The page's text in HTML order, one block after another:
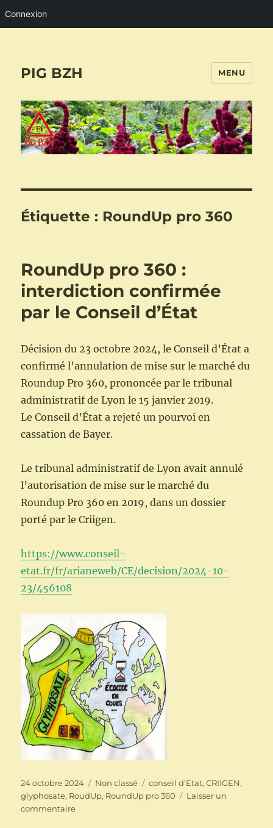
Connexion
PIG BZH MENU
Étiquette : RoundUp pro 360
RoundUp pro 360 :
interdiction confirmée
par le Conseil d’État
Décision du 23 octobre 2024, le Conseil d’État a
confirmé l’annulation de mise sur le marché du
Roundup Pro 360, prononcée par le tribunal
administratif de Lyon le 15 janvier 2019.
Le Conseil d’État a rejeté un pourvoi en
cassation de Bayer.
Le tribunal administratif de Lyon avait annulé
l’autorisation de mise sur le marché du
Roundup Pro 360 en 2019, dans un dossier
porté par le Criigen.
https://www.conseil-
etat.fr/fr/arianeweb/CE/decision/2024-10-
23/456108
Publié
le
24 octobre 2024 Catégories
Non classé Étiquettes
conseil d'Etat,CRIIGEN,
glyphosate, RoudUp, RoundUp pro 360
Laisser un
commentairesur